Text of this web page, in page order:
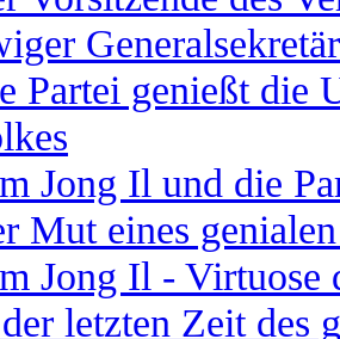
Partei genießt die
Jong Il und die
Mut eines
Jong Il - Virtuose
letzten Zeit des